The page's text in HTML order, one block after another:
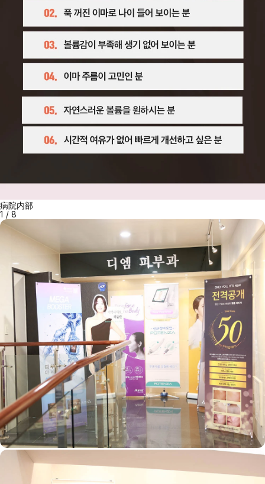
病院内部
1 / 8